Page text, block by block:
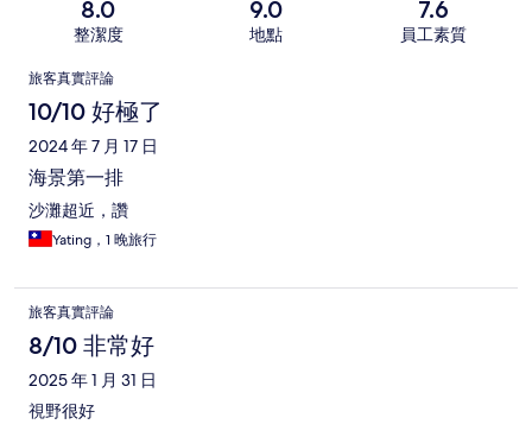
8.0
整潔度
9.0
地點
7.6
員工素質
評
論
旅客真實評論
10/10 好極了
2024 年 7 月 17 日
海景第一排
沙灘超近，讚
Yating，1 晚旅行
旅客真實評論
8/10 非常好
2025 年 1 月 31 日
視野很好